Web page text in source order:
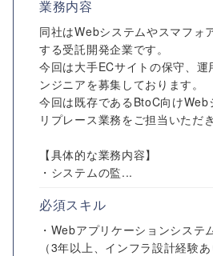
業務内容
同社はWebシステムやスマフォ
する受託開発企業です。
今回は大手ECサイトの保守、運
ンジニアを募集しております。
今回は既存であるBtoC向けWeb
リプレース業務をご担当いただ
【具体的な業務内容】
・システムの監...
必須スキル
・Webアプリケーションシステ
（3年以上、インフラ設計経験あ